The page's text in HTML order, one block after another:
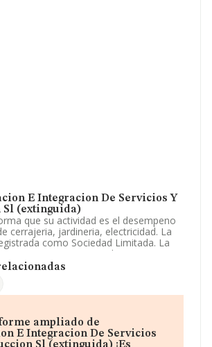
E Integracion De Servicios Y
Sl (extinguida)
que su actividad es el desempeno
cerrajeria, jardineria, electricidad. La
como Sociedad Limitada. La
CNAE corresponde a 'Otras
especializada n.c.o.p.', cuyo
S.L (extinguida)
su domicilio social establecido en
Jiménez núm. 6 Ed 2. Esc A, Bajo J,
ampliado de
E Integracion De Servicios